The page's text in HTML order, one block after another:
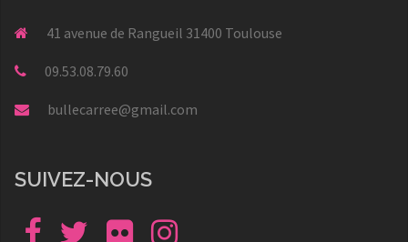
41 avenue de Rangueil 31400 Toulouse
09.53.08.79.60
bullecarree@gmail.com
SUIVEZ-NOUS
Facebook TwitterFlickr Instagram